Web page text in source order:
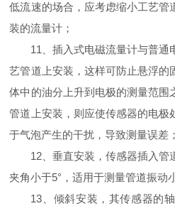
低流速的场合，应考虑缩小工艺管
装的流量计；
11、插入式电磁流量计与普通
艺管道上安装，这样可防止悬浮的
体中的油分上升到电极的测量范围
管道上安装，则应使传感器的电极
于气泡产生的干扰，导致测量误
12、垂直安装，传感器插入
夹角小于5°，适用于测量管道振
13、倾斜安装，其传感器的